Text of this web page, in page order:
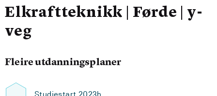
Elkraftteknikk | Førde | y-
veg
Fleire utdanningsplaner
Studiestart 2023h